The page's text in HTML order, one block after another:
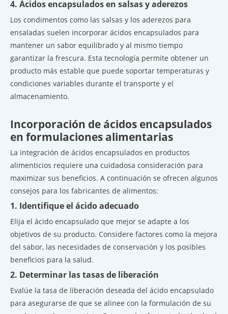
4. Ácidos encapsulados en salsas y aderezos
Los condimentos como las salsas y los aderezos para
ensaladas suelen incorporar ácidos encapsulados para
mantener un sabor equilibrado y al mismo tiempo
garantizar la frescura. Esta tecnología permite obtener un
producto más estable que puede soportar temperaturas y
condiciones variables durante el transporte y el
almacenamiento.
Incorporación de ácidos encapsulados
en formulaciones alimentarias
La integración de ácidos encapsulados en productos
alimenticios requiere una cuidadosa consideración para
maximizar sus beneficios. A continuación se ofrecen algunos
consejos para los fabricantes de alimentos:
1. Identifique el ácido adecuado
Elija el ácido encapsulado que mejor se adapte a los
objetivos de su producto. Considere factores como la mejora
del sabor, las necesidades de conservación y los posibles
beneficios para la salud.
2. Determinar las tasas de liberación
Evalúe la tasa de liberación deseada del ácido encapsulado
para asegurarse de que se alinee con la formulación de su